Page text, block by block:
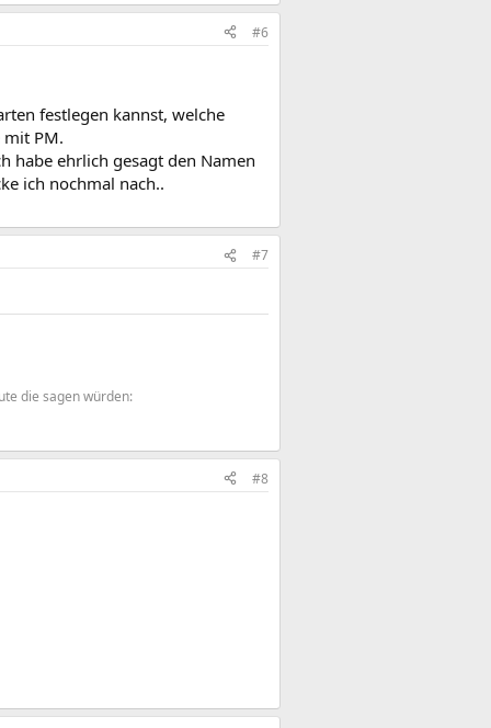
#6
festlegen kannst, welche
PM.
habe ehrlich gesagt den Namen
ich nochmal nach..
#7
die sagen würden:
#8